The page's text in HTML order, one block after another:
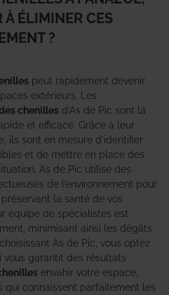
À ÉLIMINER CES
?
peut rapidement devenir
extérieurs. Les
chenilles d’As de Pic sont là
et efficace. Grâce à leur
ils sont en mesure d’identifier
et de mettre en place des
As de Pic utilise des
de l’environnement pour
la santé de vos
équipe de spécialistes est
minimisant ainsi les dégâts
choisissant As de Pic, vous optez
garantit des résultats
envahir votre espace,
qui connaissent parfaitement les